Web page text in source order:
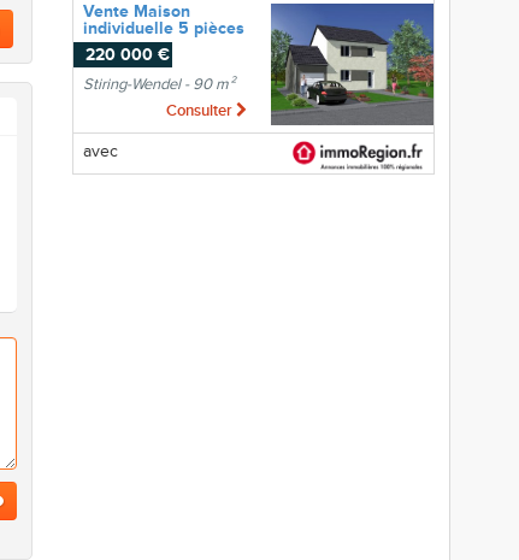
Vente Maison
individuelle 5 pièces
220 000 €
Stiring-Wendel - 90 m²
Consulter
avec